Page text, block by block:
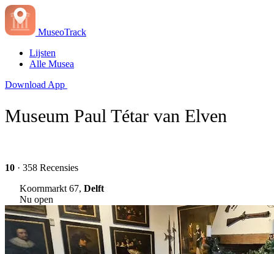
MuseoTrack
Lijsten
Alle Musea
Download App
Museum Paul Tétar van Elven
10 · 358 Recensies
Koornmarkt 67, Delft
Nu open